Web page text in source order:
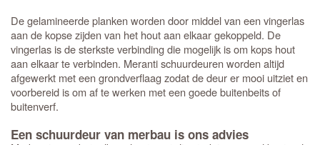
De gelamineerde planken worden door middel van een vingerlas
aan de kopse zijden van het hout aan elkaar gekoppeld. De
vingerlas is de sterkste verbinding die mogelijk is om kops hout
aan elkaar te verbinden. Meranti schuurdeuren worden altijd
afgewerkt met een grondverflaag zodat de deur er mooi uitziet en
voorbereid is om af te werken met een goede buitenbeits of
buitenverf.
Een schuurdeur van merbau is ons advies